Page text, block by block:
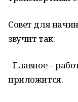
Совет для
звучит так:
- Главное –
приложится.